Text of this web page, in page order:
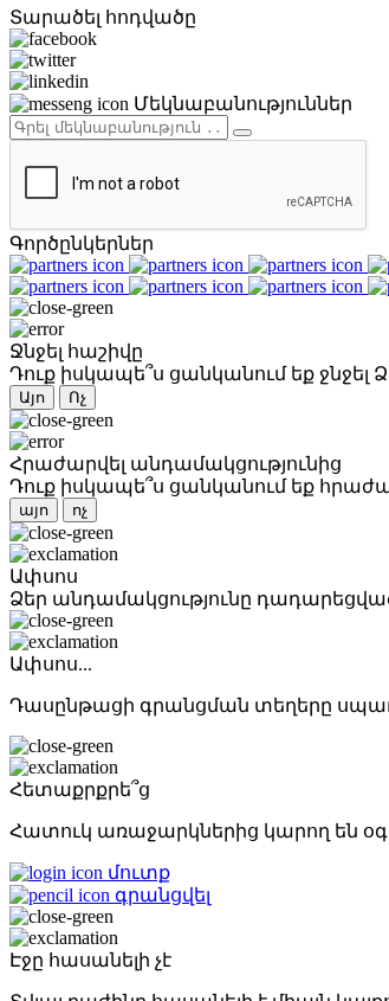
Տարածել հոդվածը
Մեկնաբանություններ
Գործընկերներ
Ջնջել հաշիվը
Դուք իսկապե՞ս ցանկանում եք ջնջել
Այո Ոչ
Հրաժարվել անդամակցությունից
Դուք իսկապե՞ս ցանկանում եք
այո ոչ
Ափսոս
Ձեր անդամակցությունը
Ափսոս...
Դասընթացի գրանցման տեղերը
Հետաքրքրե՞ց
Հատուկ առաջարկներից կարող են
մուտք
գրանցվել
Էջը հասանելի չէ